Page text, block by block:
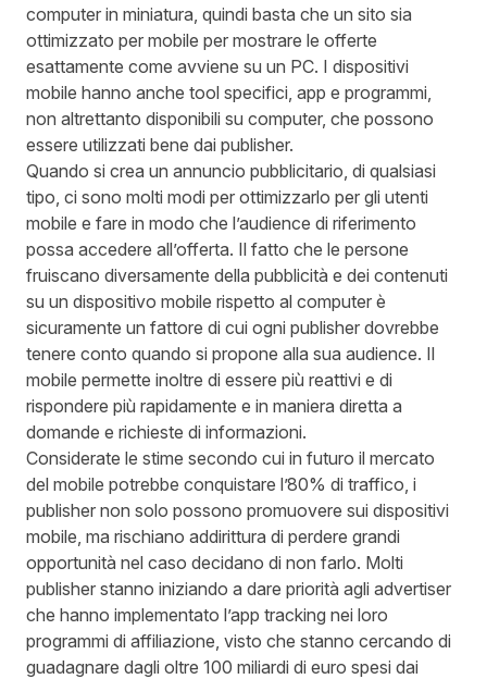
computer in miniatura, quindi basta che un sito sia
ottimizzato per mobile per mostrare le offerte
esattamente come avviene su un PC. I dispositivi
mobile hanno anche tool specifici, app e programmi,
non altrettanto disponibili su computer, che possono
essere utilizzati bene dai publisher.
Quando si crea un annuncio pubblicitario, di qualsiasi
tipo, ci sono molti modi per ottimizzarlo per gli utenti
mobile e fare in modo che l’audience di riferimento
possa accedere all’offerta. Il fatto che le persone
fruiscano diversamente della pubblicità e dei contenuti
su un dispositivo mobile rispetto al computer è
sicuramente un fattore di cui ogni publisher dovrebbe
tenere conto quando si propone alla sua audience. Il
mobile permette inoltre di essere più reattivi e di
rispondere più rapidamente e in maniera diretta a
domande e richieste di informazioni.
Considerate le stime secondo cui in futuro il mercato
del mobile potrebbe conquistare l’80% di traffico , i
publisher non solo possono promuovere sui dispositivi
mobile, ma rischiano addirittura di perdere grandi
opportunità nel caso decidano di non farlo. Molti
publisher stanno iniziando a dare priorità agli advertiser
che hanno implementato l’app tracking nei loro
programmi di affiliazione, visto che stanno cercando di
guadagnare dagli oltre 100 miliardi di euro spesi dai